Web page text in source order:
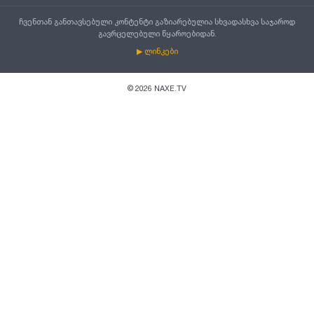
ჩვენთან განთავსებული კონტენტი გაზიარებულია სხვადასხვა საჯაროდ
გავრცელებული წყაროებიდან.
▶ ლინკები
© 2026 NAXE.TV